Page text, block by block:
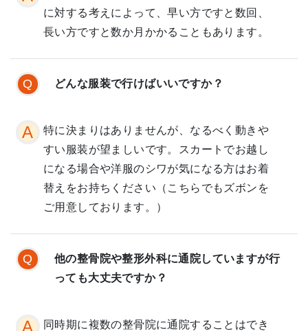
に対する考えによって、早い方ですと数回、
長い方ですと数か月かかることもあります。
どんな服装で行けばいいですか？
特に決まりはありませんが、なるべく動きや
すい服装が望ましいです。スカートでお越し
になる場合や洋服のシワが気になる方はお着
替えをお持ちください（こちらでもズボンを
ご用意しております。）
他の整骨院や整形外科に通院していますが行
っても大丈夫ですか？
同時期に複数の整骨院に通院することはでき